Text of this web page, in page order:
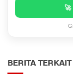
🚀
BERITA